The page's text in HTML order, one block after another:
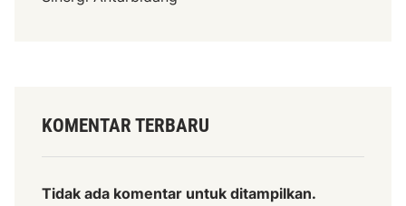
KOMENTAR TERBARU
Tidak ada komentar untuk ditampilkan.